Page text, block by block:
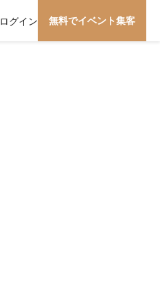
ログイン 無料でイベント集客